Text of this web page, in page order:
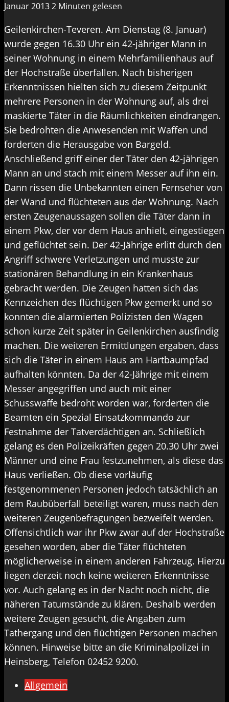
Januar 20132 Minuten gelesen
Geilenkirchen-Teveren. Am Dienstag (8. Januar)
wurde gegen 16.30 Uhr ein 42-jähriger Mann in
seiner Wohnung in einem Mehrfamilienhaus auf
der Hochstraße überfallen. Nach bisherigen
Erkenntnissen hielten sich zu diesem Zeitpunkt
mehrere Personen in der Wohnung auf, als drei
maskierte Täter in die Räumlichkeiten eindrangen.
Sie bedrohten die Anwesenden mit Waffen und
forderten die Herausgabe von Bargeld.
Anschließend griff einer der Täter den 42-jährigen
Mann an und stach mit einem Messer auf ihn ein.
Dann rissen die Unbekannten einen Fernseher von
der Wand und flüchteten aus der Wohnung. Nach
ersten Zeugenaussagen sollen die Täter dann in
einem Pkw, der vor dem Haus anhielt, eingestiegen
und geflüchtet sein. Der 42-Jährige erlitt durch den
Angriff schwere Verletzungen und musste zur
stationären Behandlung in ein Krankenhaus
gebracht werden. Die Zeugen hatten sich das
Kennzeichen des flüchtigen Pkw gemerkt und so
konnten die alarmierten Polizisten den Wagen
schon kurze Zeit später in Geilenkirchen ausfindig
machen. Die weiteren Ermittlungen ergaben, dass
sich die Täter in einem Haus am Hartbaumpfad
aufhalten könnten. Da der 42-Jährige mit einem
Messer angegriffen und auch mit einer
Schusswaffe bedroht worden war, forderten die
Beamten ein Spezial Einsatzkommando zur
Festnahme der Tatverdächtigen an. Schließlich
gelang es den Polizeikräften gegen 20.30 Uhr zwei
Männer und eine Frau festzunehmen, als diese das
Haus verließen. Ob diese vorläufig
festgenommenen Personen jedoch tatsächlich an
dem Raubüberfall beteiligt waren, muss nach den
weiteren Zeugenbefragungen bezweifelt werden.
Offensichtlich war ihr Pkw zwar auf der Hochstraße
gesehen worden, aber die Täter flüchteten
möglicherweise in einem anderen Fahrzeug. Hierzu
liegen derzeit noch keine weiteren Erkenntnisse
vor. Auch gelang es in der Nacht noch nicht, die
näheren Tatumstände zu klären. Deshalb werden
weitere Zeugen gesucht, die Angaben zum
Tathergang und den flüchtigen Personen machen
können. Hinweise bitte an die Kriminalpolizei in
Heinsberg, Telefon 02452 9200.
Allgemein